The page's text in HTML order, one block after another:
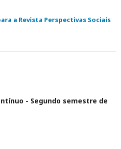
a Revista Perspectivas Sociais
- Segundo semestre de